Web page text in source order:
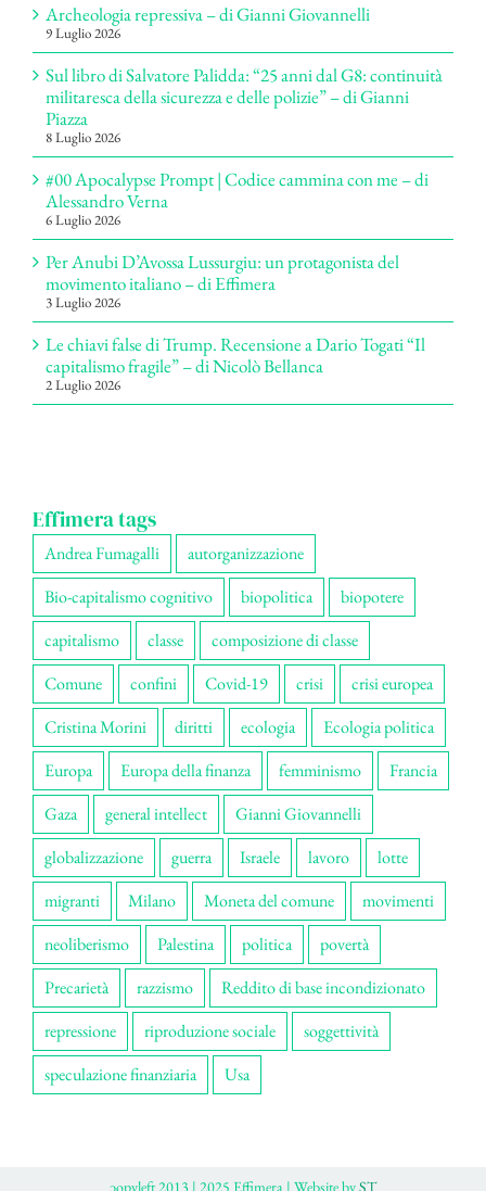
Archeologia repressiva – di Gianni Giovannelli
9 Luglio 2026
Sul libro di Salvatore Palidda: “25 anni dal G8: continuità
militaresca della sicurezza e delle polizie” – di Gianni
Piazza
8 Luglio 2026
#00 Apocalypse Prompt | Codice cammina con me – di
Alessandro Verna
6 Luglio 2026
Per Anubi D’Avossa Lussurgiu: un protagonista del
movimento italiano – di Effimera
3 Luglio 2026
Le chiavi false di Trump. Recensione a Dario Togati “Il
capitalismo fragile” – di Nicolò Bellanca
2 Luglio 2026
Effimera tags
Andrea Fumagalli
autorganizzazione
Bio-capitalismo cognitivo
biopolitica
biopotere
capitalismo
classe
composizione di classe
Comune
confini Covid-19 crisi
crisi europea
Cristina Morini
diritti ecologia
Ecologia politica
Europa
Europa della finanza femminismo
Francia
Gaza
general intellect
Gianni Giovannelli
globalizzazione
guerra Israele lavoro
lotte
migranti
Milano Moneta del comune
movimenti
neoliberismo
Palestina politica
povertà
Precarietà
razzismo
Reddito di base incondizionato
repressione
riproduzione sociale
soggettività
speculazione finanziaria
Usa
ɔopyleft 2013 | 2025 Effimera | Website byST